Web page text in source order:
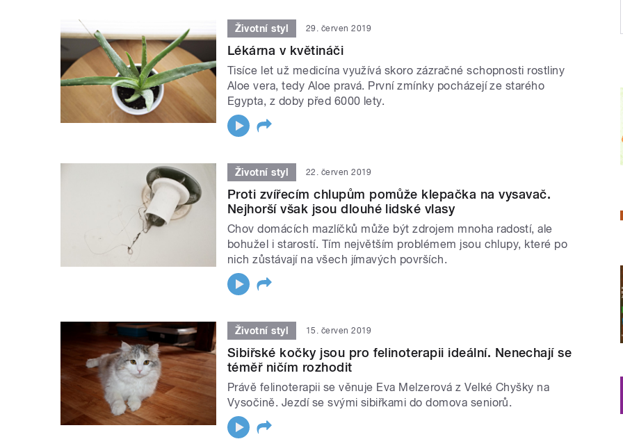
Životní styl 29. červen 2019
Lékárna v květináči
Tisíce let už medicína využívá skoro zázračné schopnosti rostliny
Aloe vera, tedy Aloe pravá. První zmínky pocházejí ze starého
Egypta, z doby před 6000 lety.
Životní styl 22. červen 2019
Proti zvířecím chlupům pomůže klepačka na vysavač.
Nejhorší však jsou dlouhé lidské vlasy
Chov domácích mazlíčků může být zdrojem mnoha radostí, ale
bohužel i starostí. Tím největším problémem jsou chlupy, které po
nich zůstávají na všech jímavých površích.
Životní styl 15. červen 2019
Sibiřské kočky jsou pro felinoterapii ideální. Nenechají se
téměř ničím rozhodit
Právě felinoterapii se věnuje Eva Melzerová z Velké Chyšky na
Vysočině. Jezdí se svými sibiřkami do domova seniorů.